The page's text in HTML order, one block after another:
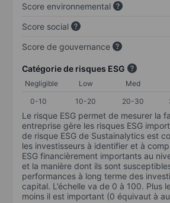
Score environnemental
Score social
Score de gouvernance
Catégorie de risques ESG
Negligible Low Med
0-10
10-20 20-30
Le risque ESG permet de mesurer la
entreprise gère les risques ESG
de risque ESG de Sustainalytics est
les investisseurs à identifier et à
ESG financièrement importants au
et la manière dont ils sont
performances à long terme des
capital. L’échelle va de 0 à 100. Plus
moins il est important (0 équivaut à